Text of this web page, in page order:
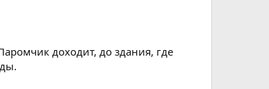
доходит, до здания, где